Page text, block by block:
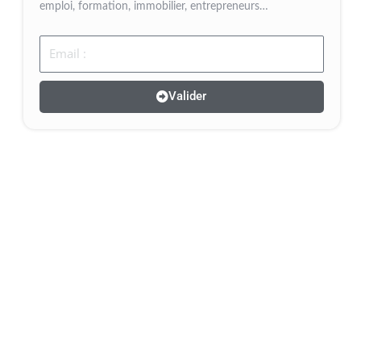
emploi, formation, immobilier, entrepreneurs…
Email
Valider